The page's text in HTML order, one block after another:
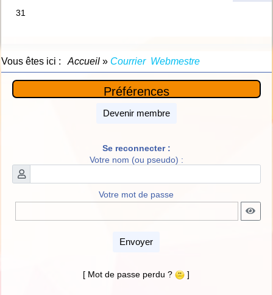
Vous êtes ici : Accueil» Courrier Webmestre
Préférences
Devenir membre
Se reconnecter :
Votre nom (ou pseudo) :
Votre mot de passe
Envoyer
[ Mot de passe perdu ? ]